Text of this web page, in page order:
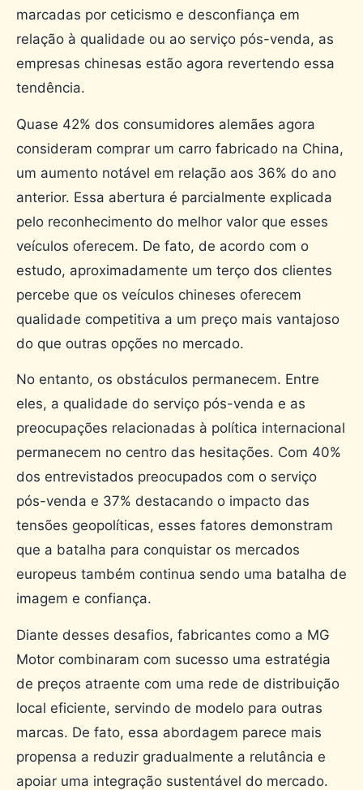
marcadas por ceticismo e desconfiança em
relação à qualidade ou ao serviço pós-venda, as
empresas chinesas estão agora revertendo essa
tendência.
Quase 42% dos consumidores alemães agora
consideram comprar um carro fabricado na China,
um aumento notável em relação aos 36% do ano
anterior. Essa abertura é parcialmente explicada
pelo reconhecimento do melhor valor que esses
veículos oferecem. De fato, de acordo com o
estudo, aproximadamente um terço dos clientes
percebe que os veículos chineses oferecem
qualidade competitiva a um preço mais vantajoso
do que outras opções no mercado.
No entanto, os obstáculos permanecem. Entre
eles, a qualidade do serviço pós-venda e as
preocupações relacionadas à política internacional
permanecem no centro das hesitações. Com 40%
dos entrevistados preocupados com o serviço
pós-venda e 37% destacando o impacto das
tensões geopolíticas, esses fatores demonstram
que a batalha para conquistar os mercados
europeus também continua sendo uma batalha de
imagem e confiança.
Diante desses desafios, fabricantes como a MG
Motor combinaram com sucesso uma estratégia
de preços atraente com uma rede de distribuição
local eficiente, servindo de modelo para outras
marcas. De fato, essa abordagem parece mais
propensa a reduzir gradualmente a relutância e
apoiar uma integração sustentável do mercado.